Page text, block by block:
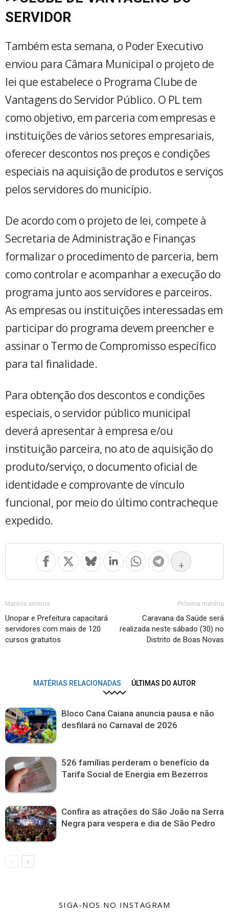
SERVIDOR
Também esta semana, o Poder Executivo
enviou para Câmara Municipal o projeto de
lei que estabelece o Programa Clube de
Vantagens do Servidor Público. O PL tem
como objetivo, em parceria com empresas e
instituições de vários setores empresariais,
oferecer descontos nos preços e condições
especiais na aquisição de produtos e serviços
pelos servidores do município.
De acordo com o projeto de lei, compete à
Secretaria de Administração e Finanças
formalizar o procedimento de parceria, bem
como controlar e acompanhar a execução do
programa junto aos servidores e parceiros.
As empresas ou instituições interessadas em
participar do programa devem preencher e
assinar o Termo de Compromisso específico
para tal finalidade.
Para obtenção dos descontos e condições
especiais, o servidor público municipal
deverá apresentar à empresa e/ou
instituição parceira, no ato de aquisição do
produto/serviço, o documento oficial de
identidade e comprovante de vínculo
funcional, por meio do último contracheque
expedido.
+
Matéria anterior
Unopar e Prefeitura capacitará
servidores com mais de 120
cursos gratuitos
Próxima matéria
Caravana da Saúde será
realizada neste sábado (30) no
Distrito de Boas Novas
MATÉRIAS RELACIONADAS ÚLTIMAS DO AUTOR
Bloco Cana Caiana anuncia pausa e não
desfilará no Carnaval de 2026
526 famílias perderam o benefício da
Tarifa Social de Energia em Bezerros
Confira as atrações do São João na Serra
Negra para vespera e dia de São Pedro
SIGA-NOS NO INSTAGRAM